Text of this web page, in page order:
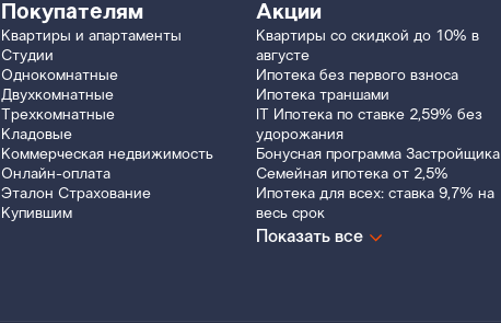
Покупателям
Квартиры и апартаменты
Студии
Однокомнатные
Двухкомнатные
Трехкомнатные
Кладовые
Коммерческая недвижимость
Онлайн-оплата
Эталон Страхование
Купившим
Акции
Квартиры со скидкой до 10% в
августе
Ипотека без первого взноса
Ипотека траншами
IT Ипотека по ставке 2,59% без
удорожания
Бонусная программа Застройщика
Семейная ипотека от 2,5%
Ипотека для всех: ставка 9,7% на
весь срок
Показать все